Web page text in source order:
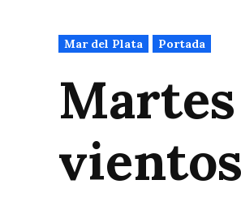
Publicado
en
Mar del Plata Portada